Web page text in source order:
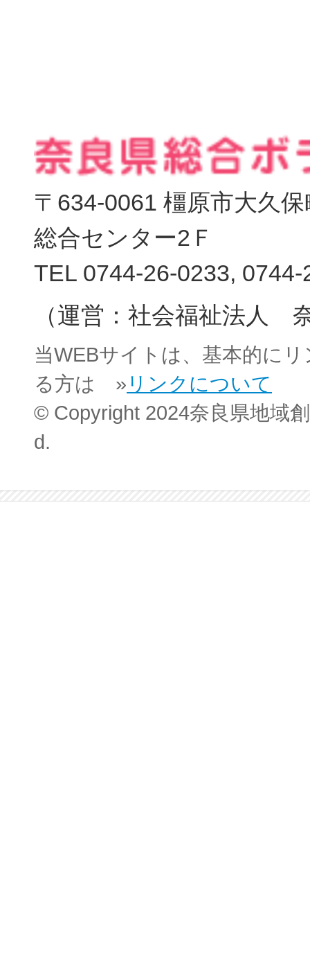
〒634-0061 橿原市大久
総合センター2Ｆ
TEL 0744-26-0233, 0744-
（運営：社会福祉法人
当WEBサイトは、基本的に
る方は » リンクについて
© Copyright 2024奈良県地域
d.